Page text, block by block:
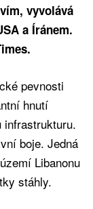
vyvolává
a Íránem.
pevnosti
hnutí
infrastrukturu.
boje. Jedná
Libanonu
stáhly.